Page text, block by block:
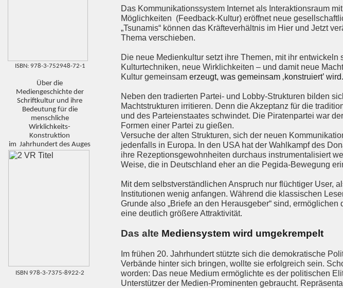
ISBN: 978-3-752948-72-1
Über die
Mediengeschichte der
Schriftkultur und ihre
Bedeutung für die
menschliche
Wirklichkeits-
Konstruktion
im Jahrhundert des Auges
ISBN 978-3-7375-8922-2
Das Kommunikationssystem Internet als Interaktionsraum
Möglichkeiten (Feedback-Kultur) eröffnet neue
„Tsunamis“ können das Kräfteverhältnis im Hier und Jetzt
Thema verschieben.
Die neue Medienkultur setzt ihre Themen, mit ihr
Kulturtechniken, neue Wirklichkeiten – und damit neue
Kultur gemeinsam erzeugt, was gemeinsam ‚konstruiert’ wird.
Neben den tradierten Partei- und Lobby-Strukturen bilden
Machtstrukturen irritieren. Denn die Akzeptanz für die
und des Parteienstaates schwindet. Die Piratenpartei war
Formen einer Partei zu gießen.
Versuche der alten Strukturen, sich der neuen
jedenfalls in Europa. In den USA hat der Wahlkampf des
ihre Rezeptionsgewohnheiten durchaus instrumentalisiert
Weise, die in Deutschland eher an die Pegida-Bewegung
Mit dem selbstverständlichen Anspruch nur flüchtiger User,
Institutionen wenig anfangen. Während die klassischen
Grunde also „Briefe an den Herausgeber“ sind,
eine deutlich größere Attraktivität.
Das alte Mediensystem wird umgekrempelt
Im frühen 20. Jahrhundert stützte sich die demokratische
Verbände hinter sich bringen, wollte sie erfolgreich sein.
worden: Das neue Medium ermöglichte es der politischen
Unterstützer der Medien-Prominenten gebraucht.